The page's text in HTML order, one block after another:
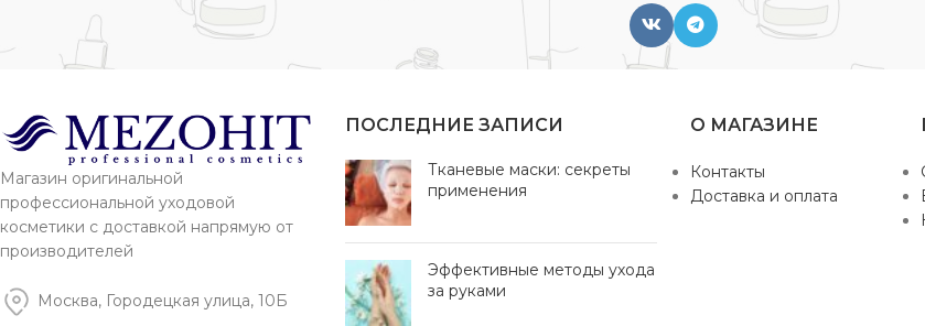
Магазин оригинальной
профессиональной уходовой
косметики с доставкой напрямую от
производителей
Москва, Городецкая улица, 10Б
ПОСЛЕДНИЕ ЗАПИСИ
Тканевые маски: секреты
применения
Эффективные методы ухода
за руками
О МАГАЗИНЕ
Контакты
Доставка и оплата